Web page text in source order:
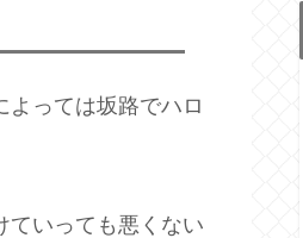
よっては坂路でハロ
ていっても悪くない